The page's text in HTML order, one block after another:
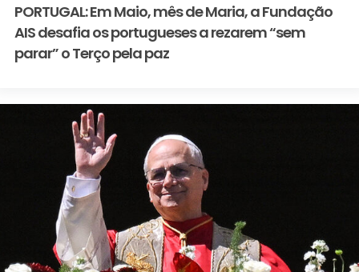
PORTUGAL: Em Maio, mês de Maria, a Fundação
AIS desafia os portugueses a rezarem “sem
parar” o Terço pela paz